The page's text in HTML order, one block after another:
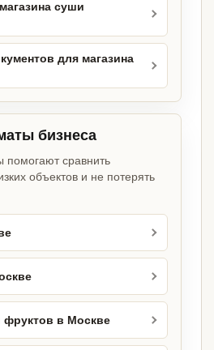
суши
для магазина
бизнеса
помогают сравнить
объектов и не потерять
в Москве